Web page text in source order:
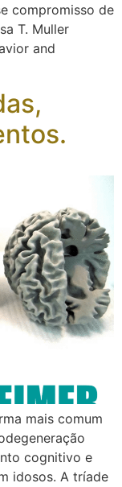
compromisso de
T. Muller
and
mais comum
cognitivo e
idosos. A tríade